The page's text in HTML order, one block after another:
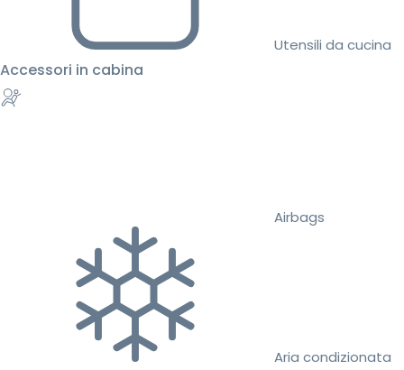
Utensili da cucina
Accessori in cabina
Airbags
Aria condizionata